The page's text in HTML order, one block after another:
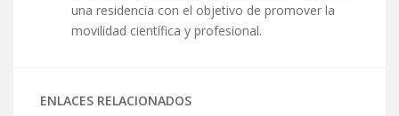
una residencia con el objetivo de promover la
movilidad científica y profesional.
ENLACES RELACIONADOS